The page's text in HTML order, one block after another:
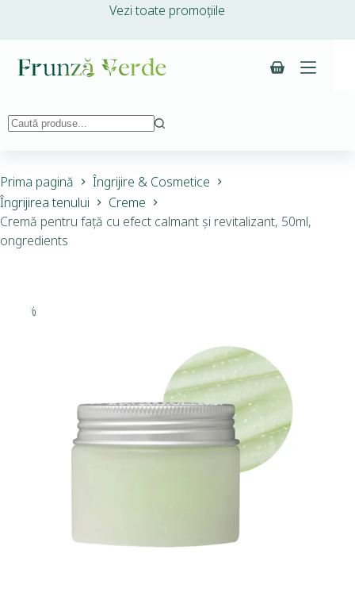
Vezi toate promoțiile
Prima pagină
Îngrijire & Cosmetice
Îngrijirea tenului
Creme
Cremă pentru față cu efect calmant și revitalizant, 50ml,
ongredients
-15%